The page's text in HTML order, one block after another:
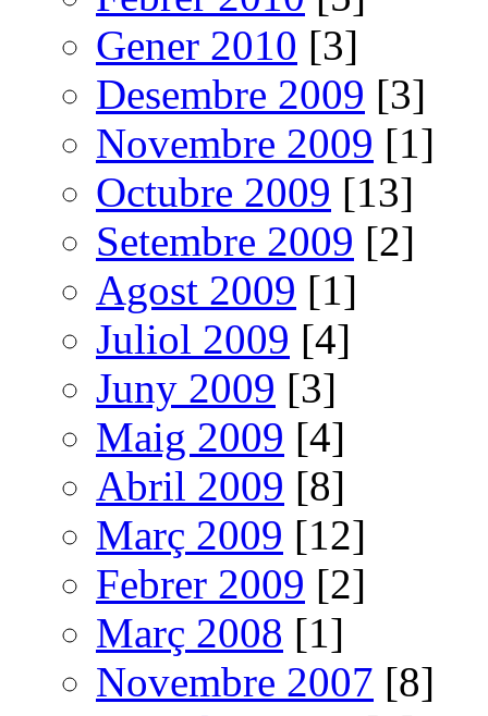
Gener 2010 [3]
Desembre 2009 [3]
Novembre 2009 [1]
Octubre 2009 [13]
Setembre 2009 [2]
Agost 2009 [1]
Juliol 2009 [4]
Juny 2009 [3]
Maig 2009 [4]
Abril 2009 [8]
Març 2009 [12]
Febrer 2009 [2]
Març 2008 [1]
Novembre 2007 [8]